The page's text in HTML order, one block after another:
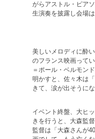
がらアストル・ピア
生演奏を披露し会場は
美しいメロディに酔
のフランス映画って
＝ポール・ベルモン
明かすと、佐々木は
きて、涙が出そうに
イベント終盤、大ヒ
きを行うと、大森監
監督は「大森さんが